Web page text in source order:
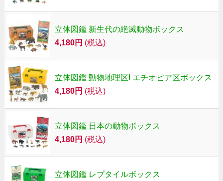
立体図鑑 新生代の絶滅動物ボックス
4,180円 (税込)
立体図鑑 動物地理区I エチオピア区ボックス
4,180円 (税込)
立体図鑑 日本の動物ボックス
4,180円 (税込)
立体図鑑 レプタイルボックス